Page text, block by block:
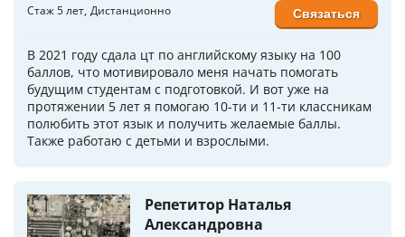
Стаж 5 лет Дистанционно
В 2021 году сдала цт по английскому языку на 100
баллов, что мотивировало меня начать помогать
будущим студентам с подготовкой. И вот уже на
протяжении 5 лет я помогаю 10-ти и 11-ти классникам
полюбить этот язык и получить желаемые баллы.
Также работаю с детьми и взрослыми.
Связаться
Репетитор Наталья
Александровна